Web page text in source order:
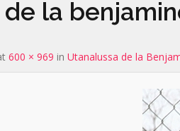
de la
600 × 969 in Utanalussa de la